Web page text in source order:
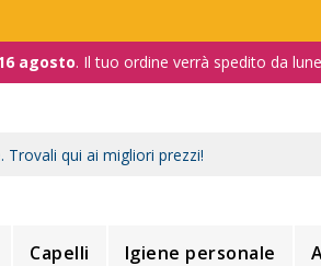
agosto. Il tuo ordine verrà spedito da
Capelli Igiene personale